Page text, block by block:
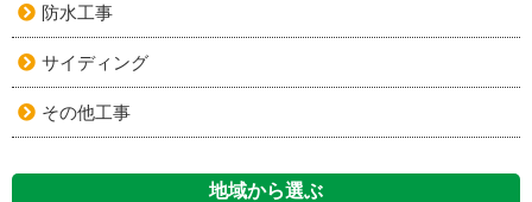
防水工事
サイディング
その他工事
地域から選ぶ